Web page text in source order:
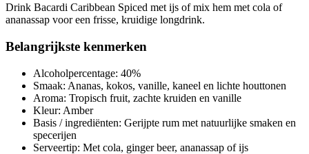
Drink Bacardi Caribbean Spiced met ijs of mix hem met cola of
ananassap voor een frisse, kruidige longdrink.
Belangrijkste kenmerken
Alcoholpercentage: 40%
Smaak: Ananas, kokos, vanille, kaneel en lichte houttonen
Aroma: Tropisch fruit, zachte kruiden en vanille
Kleur: Amber
Basis / ingrediënten: Gerijpte rum met natuurlijke smaken en
specerijen
Serveertip: Met cola, ginger beer, ananassap of ijs